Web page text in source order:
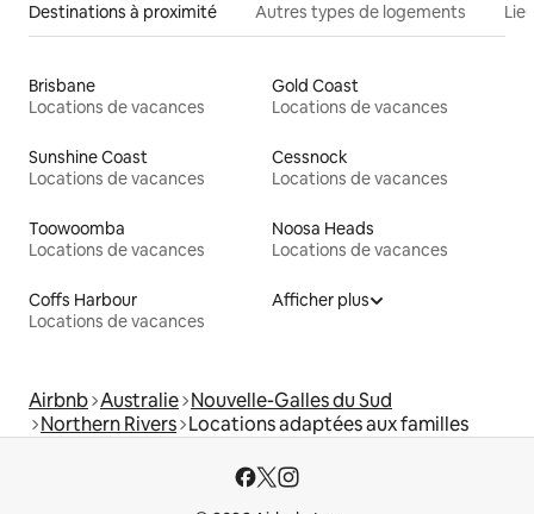
Destinations à proximité Autres types de logements
Brisbane
Locations de vacances
Gold Coast
Locations de vacances
Sunshine Coast
Locations de vacances
Cessnock
Locations de vacances
Toowoomba
Locations de vacances
Noosa Heads
Locations de vacances
Coffs Harbour
Locations de vacances
Afficher plus
Airbnb Australie Nouvelle-Galles du Sud
Northern Rivers Locations adaptées aux familles